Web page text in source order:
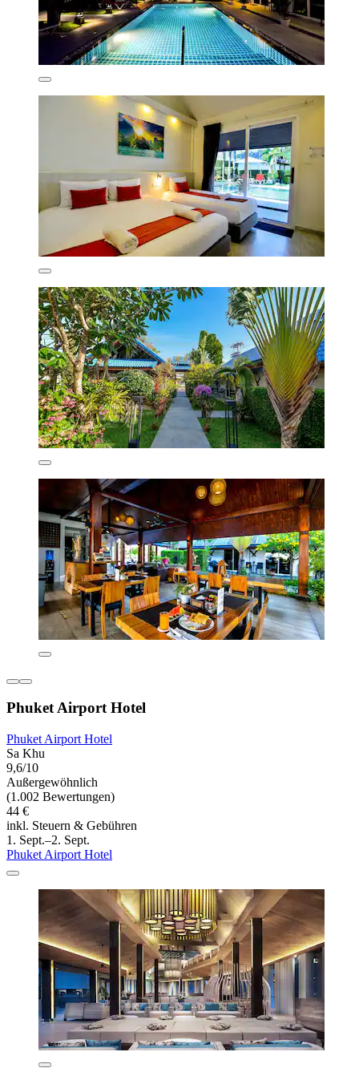
Phuket Airport Hotel
Phuket Airport Hotel
Sa Khu
9,6/10
Außergewöhnlich
(1.002 Bewertungen)
44 €
inkl. Steuern & Gebühren
1. Sept.–2. Sept.
Phuket Airport Hotel